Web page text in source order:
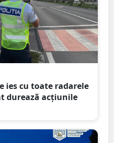
ies cu toate radarele
durează acțiunile